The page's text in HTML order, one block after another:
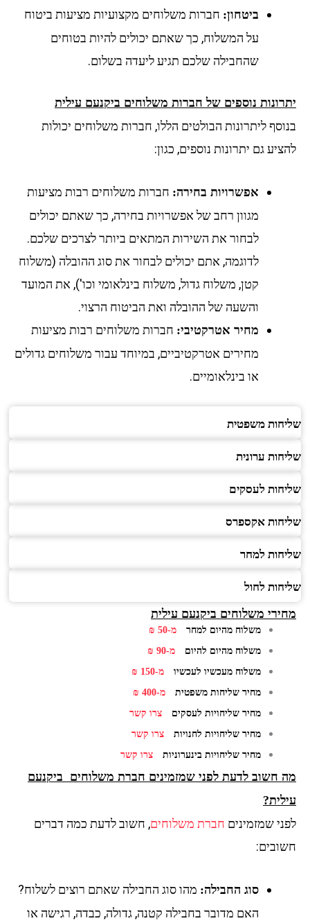
ביטחון: חברות משלוחים מקצועיות מציעות ביטוח
על המשלוח, כך שאתם יכולים להיות בטוחים
שהחבילה שלכם תגיע ליעדה בשלום.
יתרונות נוספים של חברות משלוחים ביקנעם עילית
בנוסף ליתרונות הבולטים הללו, חברות משלוחים יכולות
להציע גם יתרונות נוספים, כגון:
אפשרויות בחירה: חברות משלוחים רבות מציעות
מגוון רחב של אפשרויות בחירה, כך שאתם יכולים
לבחור את השירות המתאים ביותר לצרכים שלכם.
לדוגמה, אתם יכולים לבחור את סוג ההובלה (משלוח
קטן, משלוח גדול, משלוח בינלאומי וכו'), את המועד
והשעה של ההובלה ואת הביטוח הרצוי.
מחיר אטרקטיבי: חברות משלוחים רבות מציעות
מחירים אטרקטיביים, במיוחד עבור משלוחים גדולים
או בינלאומיים.
שליחות משפטית
שליחות ערונית
שליחות לעסקים
שליחות אקספרס
שליחות למחר
שליחות לחול
מחירי משלוחים ביקנעם עילית
משלוח מהיום למחר
מ-50 ₪
משלוח מהיום להיום
מ-90 ₪
משלוח מעכשיו לעכשיו
מ-150 ₪
מחיר שליחות משפטית
מ-400 ₪
מחיר שליחויות לעסקים
צרו קשר
מחיר שליחויות לחנויות
צרו קשר
מחיר שליחויות בינערוניות
צרו קשר
מה חשוב לדעת לפני שמזמינים חברת משלוחים ביקנעם
עילית?
לפני שמזמינים חברת משלוחים, חשוב לדעת כמה דברים
חשובים:
סוג החבילה: מהו סוג החבילה שאתם רוצים לשלוח?
האם מדובר בחבילה קטנה, גדולה, כבדה, רגישה או